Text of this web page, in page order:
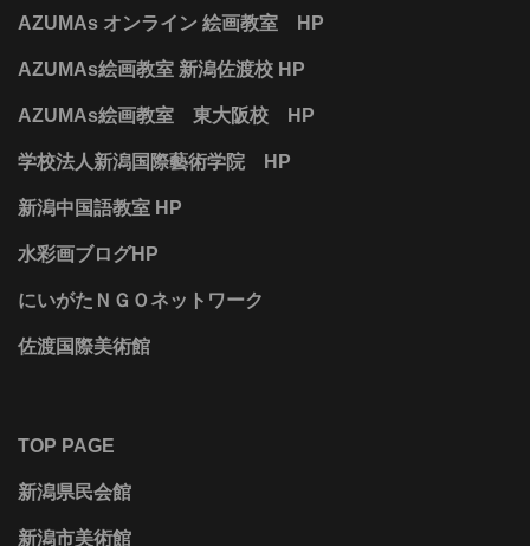
AZUMAs オンライン 絵画教室 HP
AZUMAs絵画教室 新潟佐渡校 HP
AZUMAs絵画教室 東大阪校 HP
学校法人新潟国際藝術学院 HP
新潟中国語教室 HP
水彩画ブログHP
にいがたＮＧＯネットワーク
佐渡国際美術館
TOP PAGE
新潟県民会館
新潟市美術館